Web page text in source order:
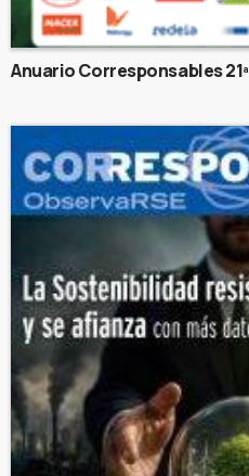
Anuario Corresponsables